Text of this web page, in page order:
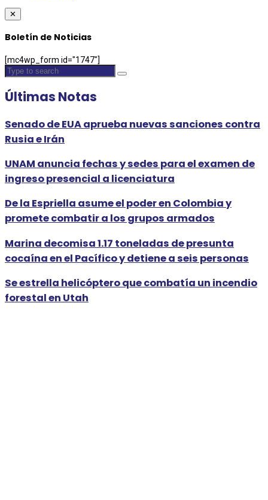
✕
Boletín de Noticias
[mc4wp_form id="1747"]
Últimas Notas
Senado de EUA aprueba nuevas sanciones contra
Rusia e Irán
UNAM anuncia fechas y sedes para el examen de
ingreso presencial a licenciatura
De la Espriella asume el poder en Colombia y
promete combatir a los grupos armados
Marina decomisa 1.17 toneladas de presunta
cocaína en el Pacífico y detiene a seis personas
Se estrella helicóptero que combatía un incendio
forestal en Utah